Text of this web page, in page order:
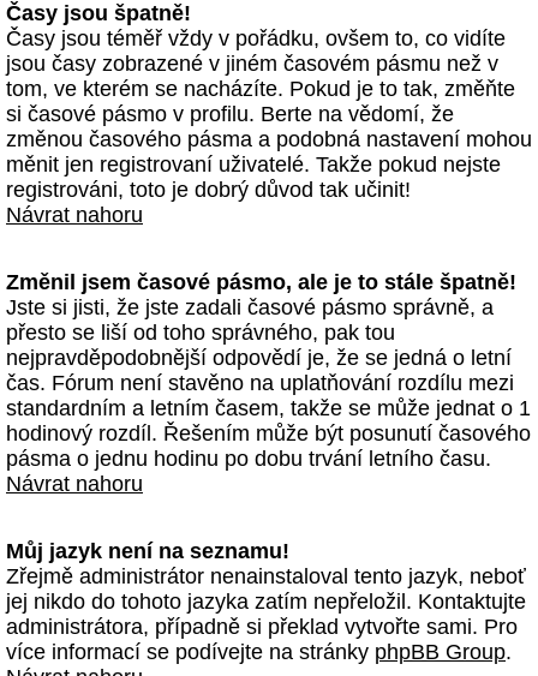
Časy jsou špatně!
Časy jsou téměř vždy v pořádku, ovšem to, co vidíte
jsou časy zobrazené v jiném časovém pásmu než v
tom, ve kterém se nacházíte. Pokud je to tak, změňte
si časové pásmo v profilu. Berte na vědomí, že
změnou časového pásma a podobná nastavení mohou
měnit jen registrovaní uživatelé. Takže pokud nejste
registrováni, toto je dobrý důvod tak učinit!
Návrat nahoru
Změnil jsem časové pásmo, ale je to stále špatně!
Jste si jisti, že jste zadali časové pásmo správně, a
přesto se liší od toho správného, pak tou
nejpravděpodobnější odpovědí je, že se jedná o letní
čas. Fórum není stavěno na uplatňování rozdílu mezi
standardním a letním časem, takže se může jednat o 1
hodinový rozdíl. Řešením může být posunutí časového
pásma o jednu hodinu po dobu trvání letního času.
Návrat nahoru
Můj jazyk není na seznamu!
Zřejmě administrátor nenainstaloval tento jazyk, neboť
jej nikdo do tohoto jazyka zatím nepřeložil. Kontaktujte
administrátora, případně si překlad vytvořte sami. Pro
více informací se podívejte na stránky phpBB Group.